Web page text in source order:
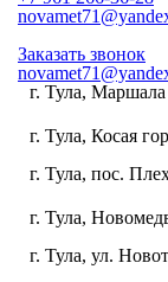
Заказать звонок
г. Тула,
г. Тула, Косая
г. Тула, пос.
г. Тула,
г. Тула, ул.